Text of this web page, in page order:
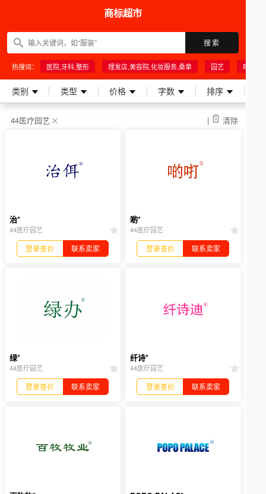
商标超市
搜索
热搜词： 医院,牙科,整形 理发店,美容院,化妆服务,桑拿 园艺 眼睛行
类别 类型 价格 字数 排序
44医疗园艺 | 清除
治*
44医疗园艺
登录查价 联系卖家
啲*
44医疗园艺
登录查价 联系卖家
绿*
44医疗园艺
登录查价 联系卖家
纤诗*
44医疗园艺
登录查价 联系卖家